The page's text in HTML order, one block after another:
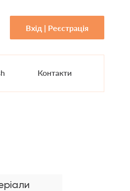
Вхід | Реєстрація
Контакти